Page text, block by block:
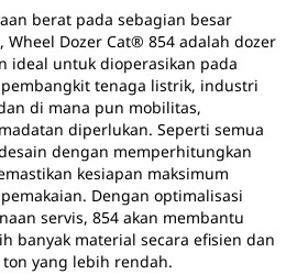
berat pada sebagian besar
Dozer Cat® 854 adalah dozer
ideal untuk dioperasikan pada
tenaga listrik, industri
di mana pun mobilitas,
diperlukan. Seperti semua
dengan memperhitungkan
kesiapan maksimum
Dengan optimalisasi
servis, 854 akan membantu
banyak material secara efisien dan
yang lebih rendah.